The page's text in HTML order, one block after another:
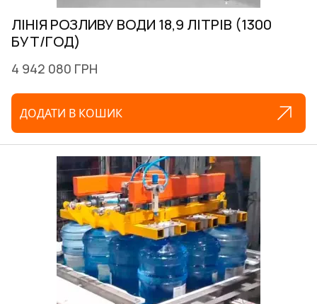
ЛІНІЯ РОЗЛИВУ ВОДИ 18,9 ЛІТРІВ (1300
БУТ/ГОД)
4 942 080 ГРН
ДОДАТИ В КОШИК